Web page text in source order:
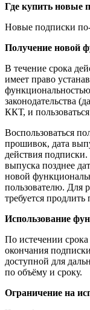
Где купить новые
Новые подписки
Получение новой
В течение срока
имеет право
законодательства
ККТ, и
Воспользоваться
прошивок, дата
действия
выпуска позднее
новой
пользователю. Для
требуется продлить
Использование
По истечении
окончания
доступной для
по объёму и сроку.
Ограничение на